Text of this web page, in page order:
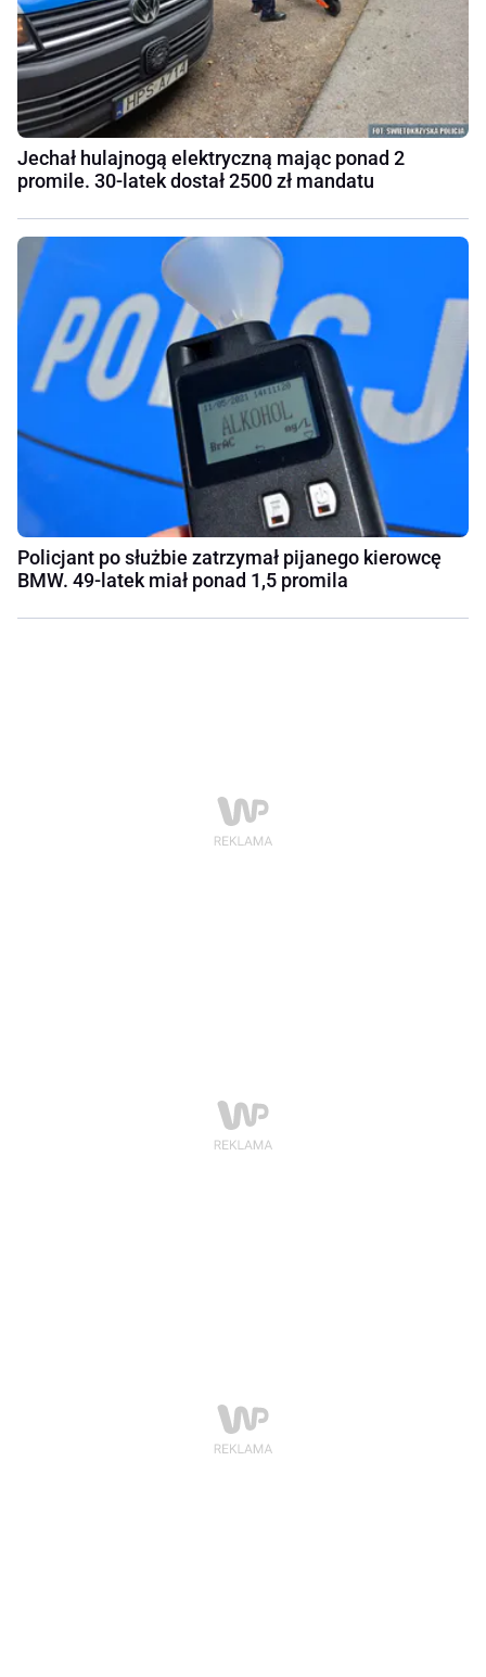
Jechał hulajnogą elektryczną mając ponad 2
promile. 30-latek dostał 2500 zł mandatu
Policjant po służbie zatrzymał pijanego kierowcę
BMW. 49-latek miał ponad 1,5 promila